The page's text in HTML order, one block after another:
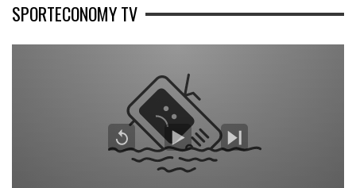
SPORTECONOMY TV